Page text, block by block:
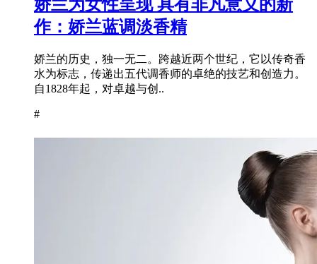
娇兰为女性呈现 具有非凡意义的新
作：娇兰蓝调淡香精
娇兰的历史，独一无二。跨越近两个世纪，它以传奇香
水为标志，传递出五代调香师的卓绝的技艺和创造力。
自1828年起，对卓越与创..
#